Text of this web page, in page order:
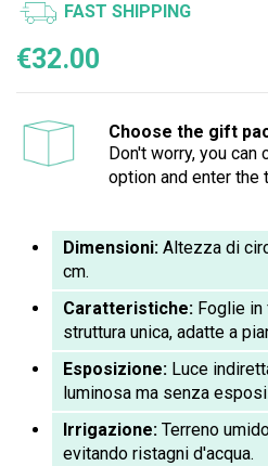
FAST SHIPPING
€32.00
Choose the gift
Don't worry, you
option and enter the
Dimensioni: Altezza di
cm.
Caratteristiche: Foglie in
struttura unica, adatte a
Esposizione: Luce
luminosa ma senza
Irrigazione: Terreno
evitando ristagni d'acqua.